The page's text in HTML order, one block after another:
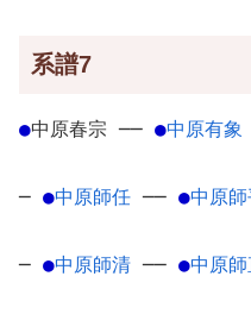
系譜7
●中原春宗 ── ●中原有象
─ ●中原師任 ── ●中原
─ ●中原師清 ── ●中原師